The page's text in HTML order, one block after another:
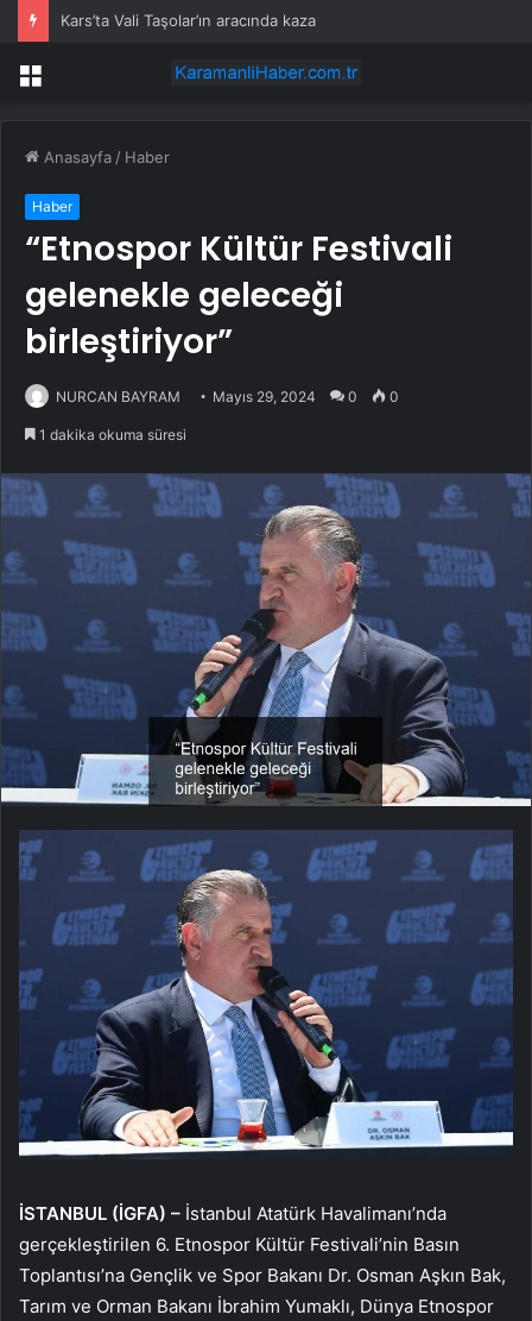
Kars’ta Vali Taşolar’ın aracında kaza
Menü
Anasayfa / Haber
Haber
“Etnospor Kültür Festivali
gelenekle geleceği
birleştiriyor”
NURCAN BAYRAM Mayıs 29, 2024 0 0
1 dakika okuma süresi
İSTANBUL (İGFA) – İstanbul Atatürk Havalimanı’nda
gerçekleştirilen 6. Etnospor Kültür Festivali’nin Basın
Toplantısı’na Gençlik ve Spor Bakanı Dr. Osman Aşkın Bak,
Tarım ve Orman Bakanı İbrahim Yumaklı, Dünya Etnospor